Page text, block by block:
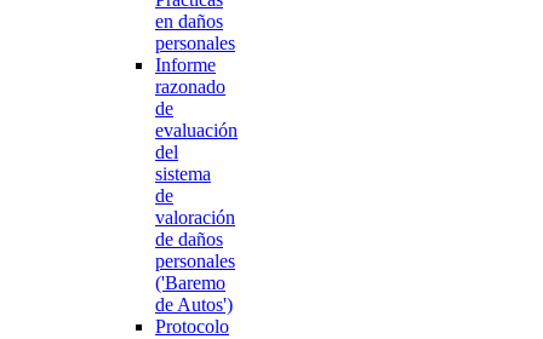
en daños
personales
Informe
razonado
de
evaluación
del
sistema
de
valoración
de daños
personales
('Baremo
de Autos')
Protocolo